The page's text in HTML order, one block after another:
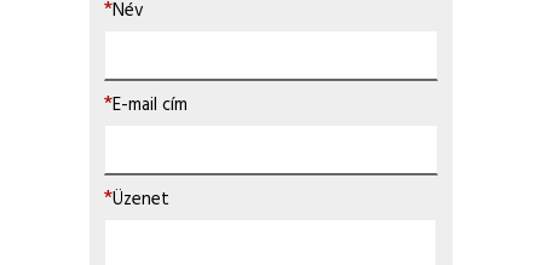
Név
E-mail cím
Üzenet